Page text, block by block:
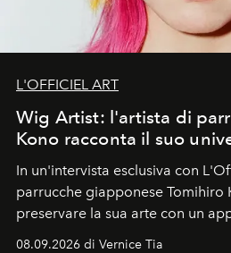
L'OFFICIEL ART
Wig Artist: l'artista di
Kono racconta il suo
In un'intervista esclusiva con
parrucche giapponese Tomihiro
preservare la sua arte con un
08.09.2026 di Vernice Tia